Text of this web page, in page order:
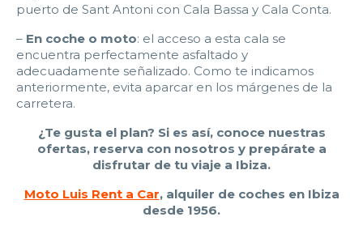
puerto de Sant Antoni con Cala Bassa y Cala Conta.
– En coche o moto: el acceso a esta cala se
encuentra perfectamente asfaltado y
adecuadamente señalizado. Como te indicamos
anteriormente, evita aparcar en los márgenes de la
carretera.
¿Te gusta el plan? Si es así, conoce nuestras
ofertas, reserva con nosotros y prepárate a
disfrutar de tu viaje a Ibiza.
Moto Luis Rent a Car, alquiler de coches en Ibiza
desde 1956.